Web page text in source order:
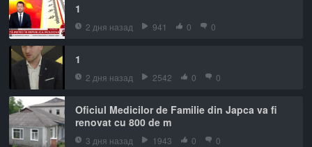
1
2 дня назад 941 0 0
1
2 дня назад 2542 0 0
Oficiul Medicilor de Familie din Japca va fi
renovat cu 800 de m
3 дня назад 1943 0 0